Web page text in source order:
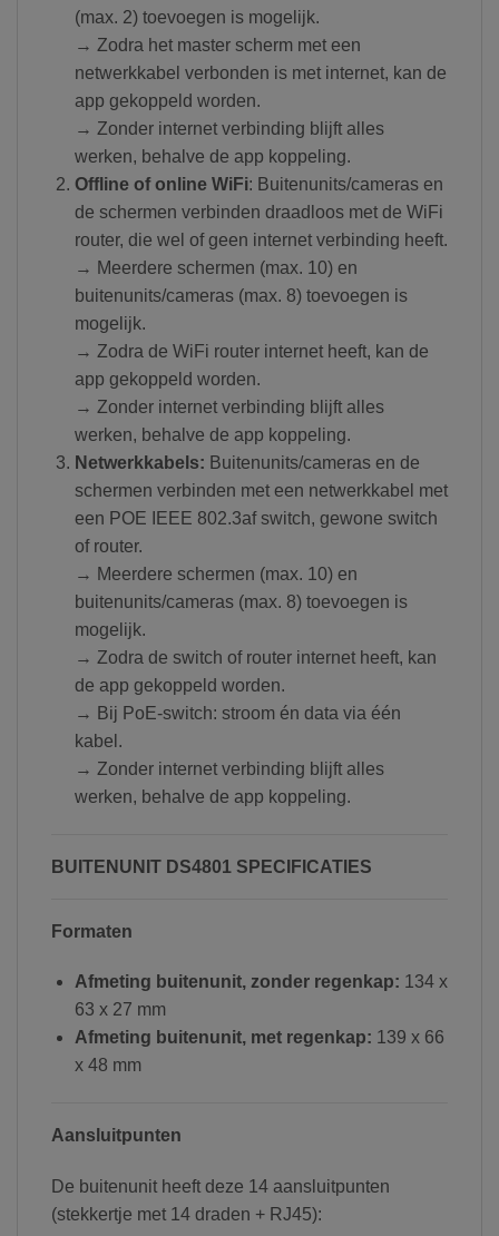
(max. 2) toevoegen is mogelijk.
→ Zodra het master scherm met een
netwerkkabel verbonden is met internet, kan de
app gekoppeld worden.
→ Zonder internet verbinding blijft alles
werken, behalve de app koppeling.
Offline of online WiFi: Buitenunits/cameras en
de schermen verbinden draadloos met de WiFi
router, die wel of geen internet verbinding heeft.
→ Meerdere schermen (max. 10) en
buitenunits/cameras (max. 8) toevoegen is
mogelijk.
→ Zodra de WiFi router internet heeft, kan de
app gekoppeld worden.
→ Zonder internet verbinding blijft alles
werken, behalve de app koppeling.
Netwerkkabels: Buitenunits/cameras en de
schermen verbinden met een netwerkkabel met
een POE IEEE 802.3af switch, gewone switch
of router.
→ Meerdere schermen (max. 10) en
buitenunits/cameras (max. 8) toevoegen is
mogelijk.
→ Zodra de switch of router internet heeft, kan
de app gekoppeld worden.
→ Bij PoE-switch: stroom én data via één
kabel.
→ Zonder internet verbinding blijft alles
werken, behalve de app koppeling.
BUITENUNIT DS4801 SPECIFICATIES
Formaten
Afmeting buitenunit, zonder regenkap: 134 x
63 x 27 mm
Afmeting buitenunit, met regenkap: 139 x 66
x 48 mm
Aansluitpunten
De buitenunit heeft deze 14 aansluitpunten
(stekkertje met 14 draden + RJ45):